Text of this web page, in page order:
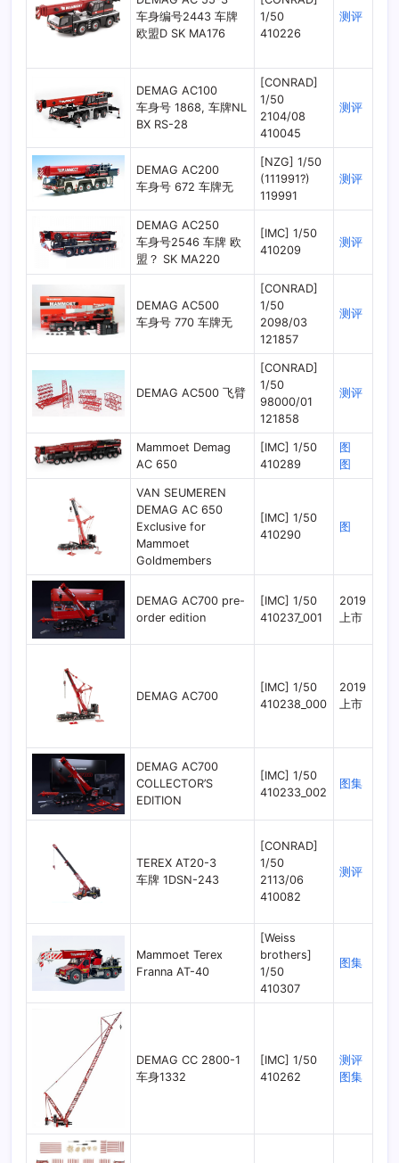
车身编号2443 车牌
欧盟D SK MA176
1/50
410226
测评
DEMAG AC100
车身号 1868, 车牌NL
BX RS-28
[CONRAD]
1/50
2104/08
410045
测评
DEMAG AC200
车身号 672 车牌无
[NZG] 1/50
(111991?)
119991
测评
DEMAG AC250
车身号2546 车牌 欧
盟？ SK MA220
[IMC] 1/50
410209
测评
DEMAG AC500
车身号 770 车牌无
[CONRAD]
1/50
2098/03
121857
测评
DEMAG AC500 飞臂
[CONRAD]
1/50
98000/01
121858
测评
Mammoet Demag
AC 650
[IMC] 1/50
410289
图
图
VAN SEUMEREN
DEMAG AC 650
Exclusive for
Mammoet
Goldmembers
[IMC] 1/50
410290
图
DEMAG AC700 pre-
order edition
[IMC] 1/50
410237_001
2019
上市
DEMAG AC700
[IMC] 1/50
410238_000
2019
上市
DEMAG AC700
COLLECTOR’S
EDITION
[IMC] 1/50
410233_002
图集
TEREX AT20-3
车牌 1DSN-243
[CONRAD]
1/50
2113/06
410082
测评
Mammoet Terex
Franna AT-40
[Weiss
brothers]
1/50
410307
图集
DEMAG CC 2800-1
车身1332
[IMC] 1/50
410262
测评
图集